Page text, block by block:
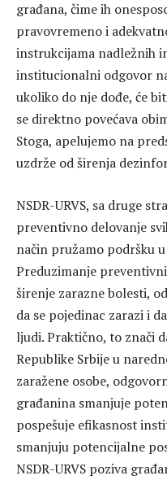
građana, čime ih
pravovremeno i
instrukcijama nadležnih
institucionalni odgovor
ukoliko do nje dođe, će
se direktno povećava
Stoga, apelujemo na
uzdrže od širenja
NSDR-URVS, sa druge
preventivno delovanje
način pružamo podršku
Preduzimanje
širenje zarazne bolesti,
da se pojedinac zarazi i
ljudi. Praktično, to znači
Republike Srbije u
zaražene osobe,
građanina smanjuje
pospešuje efikasnost
smanjuju potencijalne
NSDR-URVS poziva